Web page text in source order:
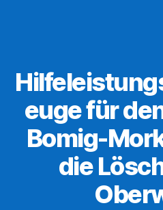
euge für
Bomig-
die